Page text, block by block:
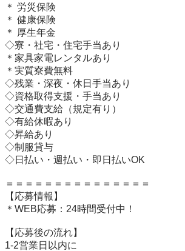
＊ 労災保険
＊ 健康保険
＊ 厚生年金
◇寮・社宅・住宅手当あり
＊家具家電レンタルあり
＊実質寮費無料
◇残業・深夜・休日手当あり
◇資格取得支援・手当あり
◇交通費支給（規定有り）
◇有給休暇あり
◇昇給あり
◇制服貸与
◇日払い・週払い・即日払いOK
＝＝＝＝＝＝＝＝＝＝＝＝＝＝＝
【応募情報】
＊WEB応募：24時間受付中！
【応募後の流れ】
1-2営業日以内に